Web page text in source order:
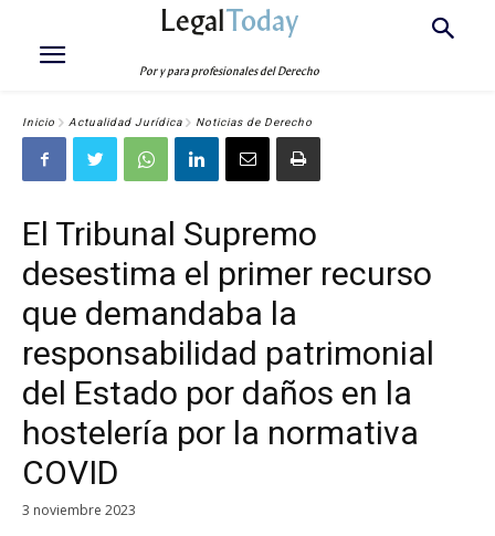
LegalToday
Por y para profesionales del Derecho
Inicio Actualidad Jurídica Noticias de Derecho
El Tribunal Supremo
desestima el primer recurso
que demandaba la
responsabilidad patrimonial
del Estado por daños en la
hostelería por la normativa
COVID
3 noviembre 2023